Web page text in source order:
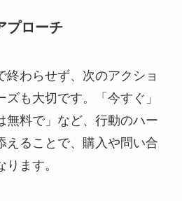
プローチ
終わらせず、次のアクショ
も大切です。「今すぐ」
無料で」など、行動のハー
えることで、購入や問い合
ます。